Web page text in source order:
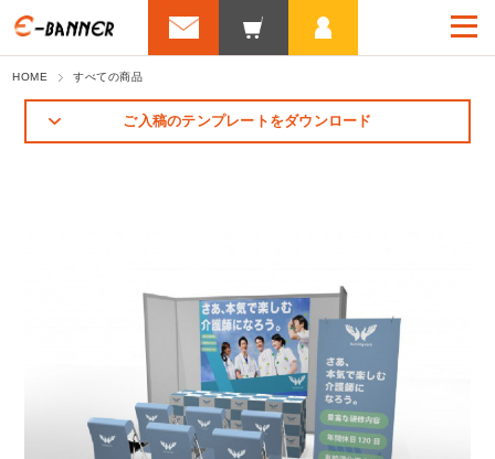
HOME すべての商品
ご入稿のテンプレートをダウンロード